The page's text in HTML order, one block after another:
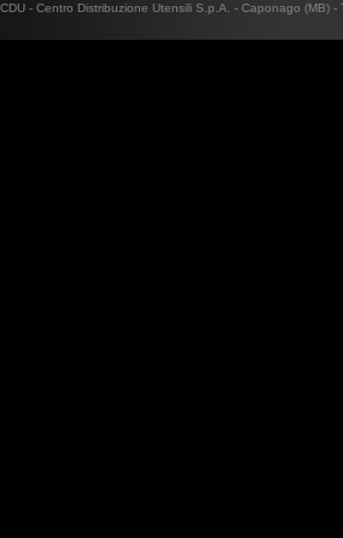
CDU - Centro Distribuzione Utensili S.p.A. - Caponago (MB)